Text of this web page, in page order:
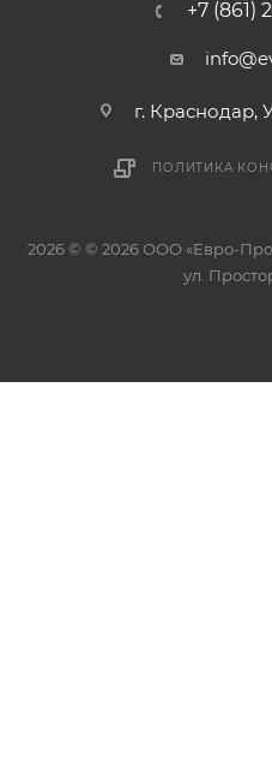
+7 (861)
г. Краснодар,
ПОЛИТИКА
2026 © © 2026 ООО «Евро-
ул.